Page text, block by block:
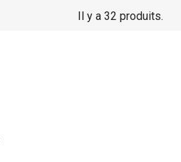
Il y a 32 produits.